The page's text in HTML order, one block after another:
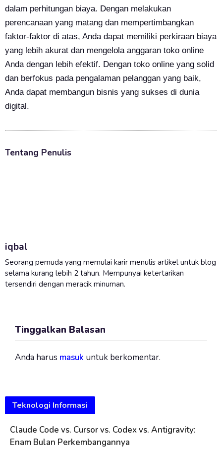
dalam perhitungan biaya. Dengan melakukan
perencanaan yang matang dan mempertimbangkan
faktor-faktor di atas, Anda dapat memiliki perkiraan biaya
yang lebih akurat dan mengelola anggaran toko online
Anda dengan lebih efektif. Dengan toko online yang solid
dan berfokus pada pengalaman pelanggan yang baik,
Anda dapat membangun bisnis yang sukses di dunia
digital.
Tentang Penulis
iqbal
Seorang pemuda yang memulai karir menulis artikel untuk blog
selama kurang lebih 2 tahun. Mempunyai ketertarikan
tersendiri dengan meracik minuman.
Tinggalkan Balasan
Anda harus masuk untuk berkomentar.
Teknologi Informasi
Claude Code vs. Cursor vs. Codex vs. Antigravity:
Enam Bulan Perkembangannya